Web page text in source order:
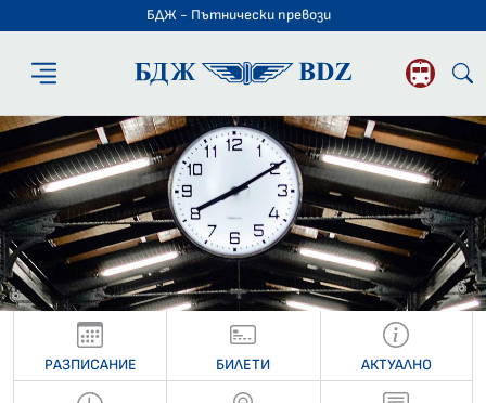
БДЖ - Пътнически превози
БДЖ -
РАЗПИСАНИЕ БИЛЕТИ АКТУАЛНО